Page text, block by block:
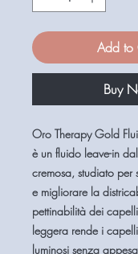
Add to
Buy
Oro Therapy Gold
è un fluido leave-in
cremosa, studiato per
e migliorare la
pettinabilità dei
leggera rende i
luminosi senza